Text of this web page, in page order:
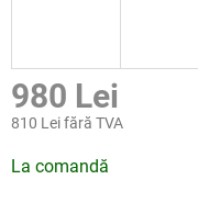
980 Lei
810 Lei fără TVA
preţ:
La comandă